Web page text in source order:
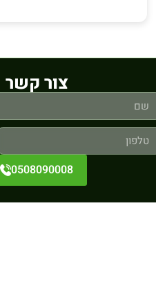
צור קשר
0508090008